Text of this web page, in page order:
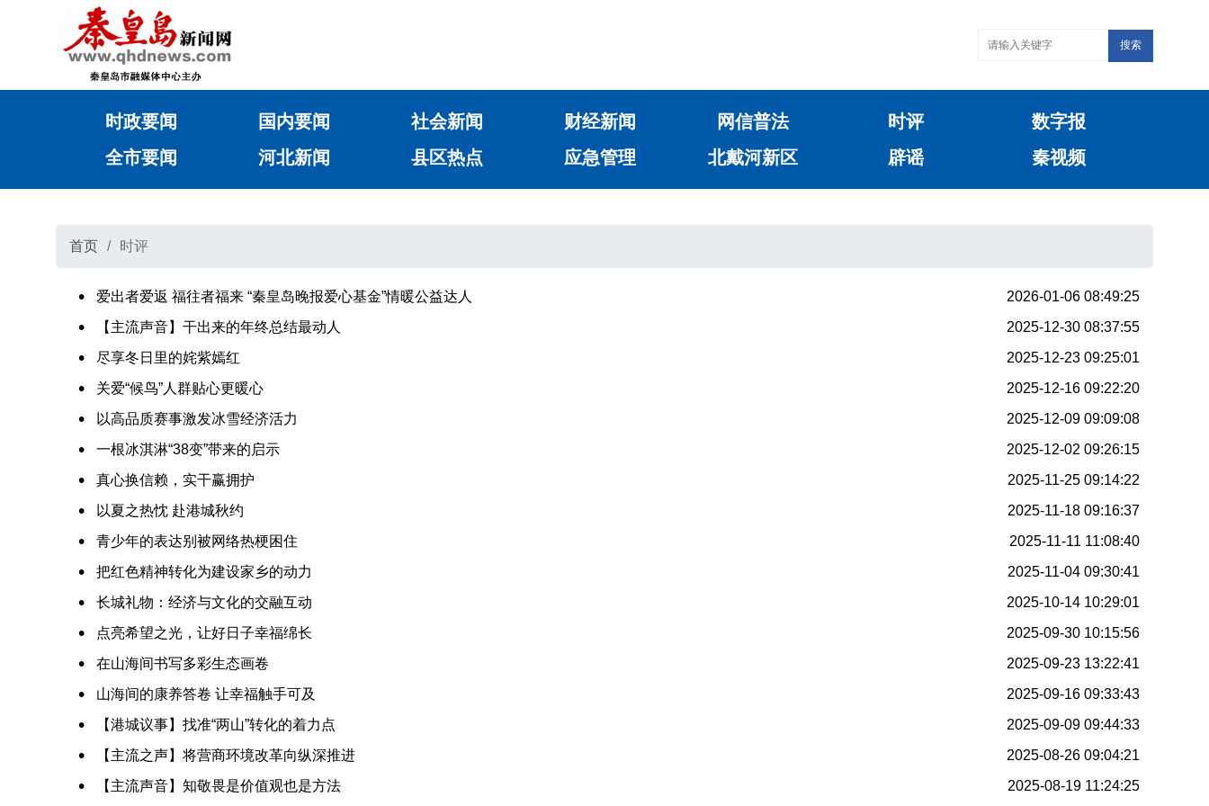
搜索
时政要闻 国内要闻 社会新闻 财经新闻 网信普法 时评
数字报
全市要闻
河北新闻 县区热点 应急管理 北戴河新区 辟谣 秦视频
首页 时评
爱出者爱返 福往者福来 “秦皇岛晚报爱心基金”情暖公益达人
2026-01-06 08:49:25
​【主流声音】干出来的年终总结最动人
2025-12-30 08:37:55
尽享冬日里的姹紫嫣红
2025-12-23 09:25:01
关爱“候鸟”人群贴心更暖心
2025-12-16 09:22:20
以高品质赛事激发冰雪经济活力
2025-12-09 09:09:08
一根冰淇淋“38变”带来的启示
2025-12-02 09:26:15
真心换信赖，实干赢拥护
2025-11-25 09:14:22
以夏之热忱 赴港城秋约
2025-11-18 09:16:37
青少年的表达别被网络热梗困住
2025-11-11 11:08:40
把红色精神转化为建设家乡的动力
2025-11-04 09:30:41
长城礼物：经济与文化的交融互动
2025-10-14 10:29:01
点亮希望之光，让好日子幸福绵长
2025-09-30 10:15:56
在山海间书写多彩生态画卷
2025-09-23 13:22:41
山海间的康养答卷 让幸福触手可及
2025-09-16 09:33:43
【港城议事】找准“两山”转化的着力点
2025-09-09 09:44:33
【主流之声】将营商环境改革向纵深推进
2025-08-26 09:04:21
【主流声音】知敬畏是价值观也是方法
2025-08-19 11:24:25